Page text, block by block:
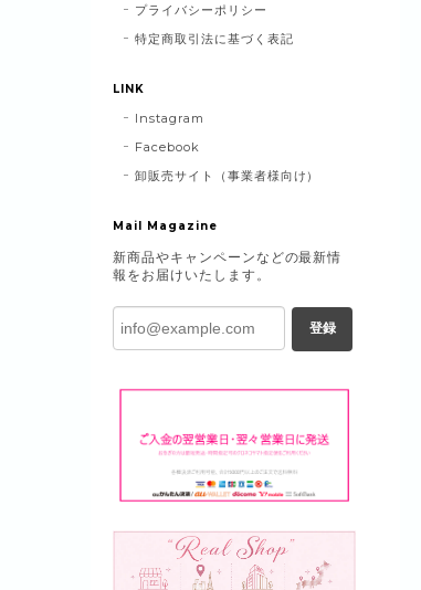
プライバシーポリシー
特定商取引法に基づく表記
LINK
Instagram
Facebook
卸販売サイト（事業者様向け）
Mail Magazine
新商品やキャンペーンなどの最新情
報をお届けいたします。
登録